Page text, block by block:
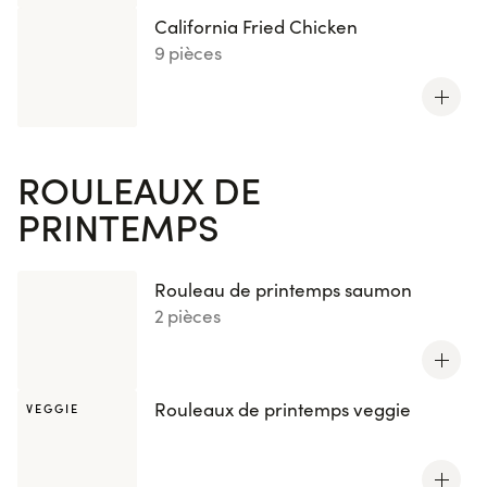
California Fried Chicken
9 pièces
ROULEAUX DE
PRINTEMPS
Rouleau de printemps saumon
2 pièces
VEGGIE Rouleaux de printemps veggie